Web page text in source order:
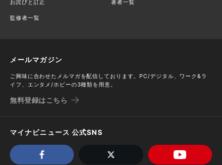
お詫びと訂正 著者一覧
監修者一覧
メールマガジン
ご興味に合わせたメルマガを配信しております。PC/デジタル、ワーク&ラ
イフ、エンタメ/ホビーの3種類を用意。
無料登録はこちら
マイナビニュース 公式SNS